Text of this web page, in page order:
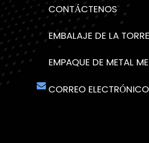
CONTÁCTENOS
EMBALAJE DE LA TORRE
EMPAQUE DE METAL
CORREO